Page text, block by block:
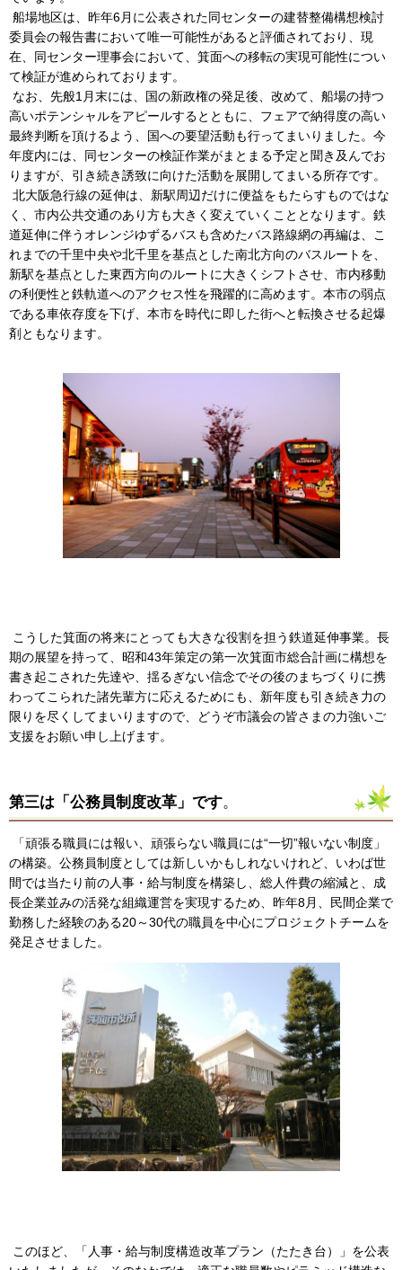
船場地区は、昨年6月に公表された同センターの建替整備構想検討
委員会の報告書において唯一可能性があると評価されており、現
在、同センター理事会において、箕面への移転の実現可能性につい
て検証が進められております。
なお、先般1月末には、国の新政権の発足後、改めて、船場の持つ
高いポテンシャルをアピールするとともに、フェアで納得度の高い
最終判断を頂けるよう、国への要望活動も行ってまいりました。今
年度内には、同センターの検証作業がまとまる予定と聞き及んでお
りますが、引き続き誘致に向けた活動を展開してまいる所存です。
北大阪急行線の延伸は、新駅周辺だけに便益をもたらすものではな
く、市内公共交通のあり方も大きく変えていくこととなります。鉄
道延伸に伴うオレンジゆずるバスも含めたバス路線網の再編は、こ
れまでの千里中央や北千里を基点とした南北方向のバスルートを、
新駅を基点とした東西方向のルートに大きくシフトさせ、市内移動
の利便性と鉄軌道へのアクセス性を飛躍的に高めます。本市の弱点
である車依存度を下げ、本市を時代に即した街へと転換させる起爆
剤ともなります。
こうした箕面の将来にとっても大きな役割を担う鉄道延伸事業。長
期の展望を持って、昭和43年策定の第一次箕面市総合計画に構想を
書き起こされた先達や、揺るぎない信念でその後のまちづくりに携
わってこられた諸先輩方に応えるためにも、新年度も引き続き力の
限りを尽くしてまいりますので、どうぞ市議会の皆さまの力強いご
支援をお願い申し上げます。
第三は「公務員制度改革」です。
「頑張る職員には報い、頑張らない職員には“一切”報いない制度」
の構築。公務員制度としては新しいかもしれないけれど、いわば世
間では当たり前の人事・給与制度を構築し、総人件費の縮減と、成
長企業並みの活発な組織運営を実現するため、昨年8月、民間企業で
勤務した経験のある20～30代の職員を中心にプロジェクトチームを
発足させました。
このほど、「人事・給与制度構造改革プラン（たたき台）」を公表